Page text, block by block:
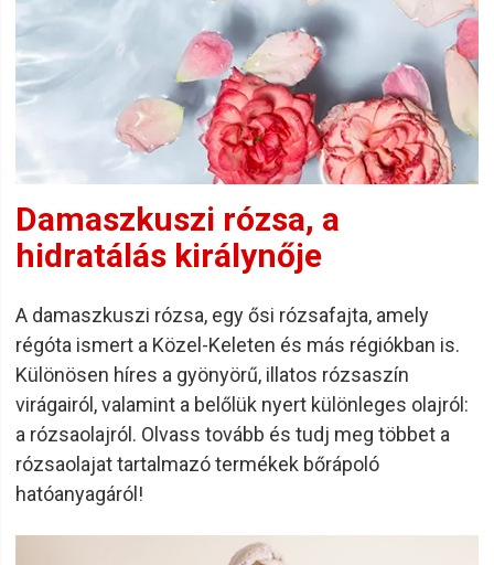
Damaszkuszi rózsa, a
hidratálás királynője
A damaszkuszi rózsa, egy ősi rózsafajta, amely
régóta ismert a Közel-Keleten és más régiókban is.
Különösen híres a gyönyörű, illatos rózsaszín
virágairól, valamint a belőlük nyert különleges olajról:
a rózsaolajról. Olvass tovább és tudj meg többet a
rózsaolajat tartalmazó termékek bőrápoló
hatóanyagáról!